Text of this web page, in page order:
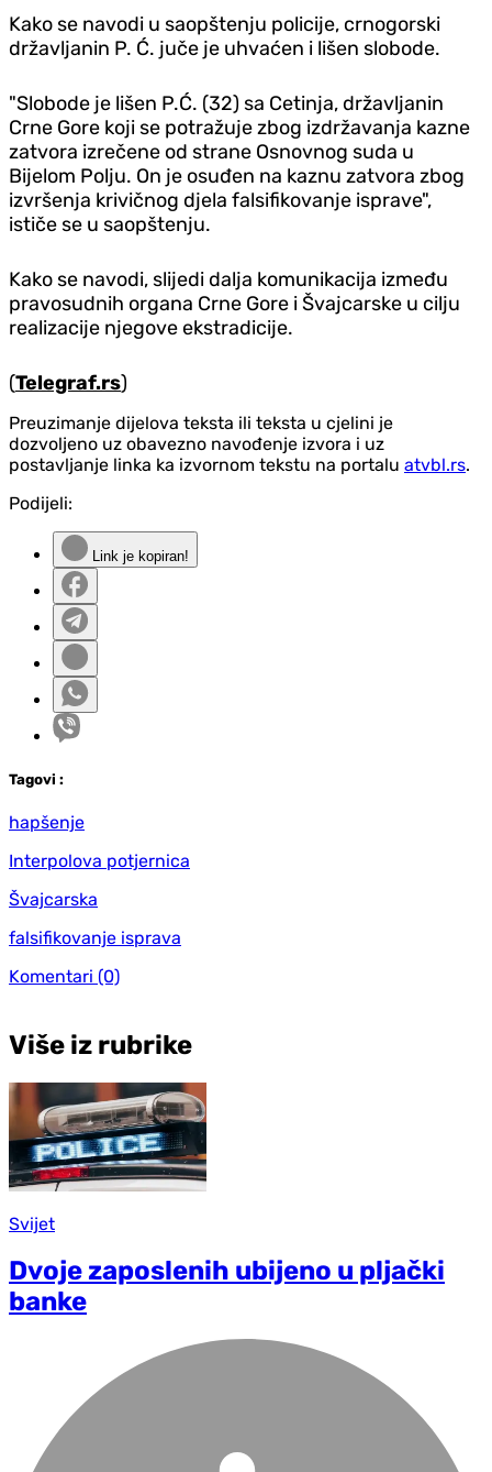
Kako se navodi u saopštenju policije, crnogorski
državljanin P. Ć. juče je uhvaćen i lišen slobode.
"Slobode je lišen P.Ć. (32) sa Cetinja, državljanin
Crne Gore koji se potražuje zbog izdržavanja kazne
zatvora izrečene od strane Osnovnog suda u
Bijelom Polju. On je osuđen na kaznu zatvora zbog
izvršenja krivičnog djela falsifikovanje isprave",
ističe se u saopštenju.
Kako se navodi, slijedi dalja komunikacija između
pravosudnih organa Crne Gore i Švajcarske u cilju
realizacije njegove ekstradicije.
(Telegraf.rs)
Preuzimanje dijelova teksta ili teksta u cjelini je
dozvoljeno uz obavezno navođenje izvora i uz
postavljanje linka ka izvornom tekstu na portalu atvbl.rs.
Podijeli:
Link je kopiran!
Tagovi :
hapšenje
Interpolova potjernica
Švajcarska
falsifikovanje isprava
Komentari (0)
Više iz rubrike
Svijet
Dvoje zaposlenih ubijeno u pljački
banke